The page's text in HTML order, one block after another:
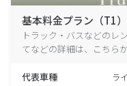
基本料金プラン（T1）
トラック・バスなどのレ
てなどの詳細は、こちら
代表車種 ラ